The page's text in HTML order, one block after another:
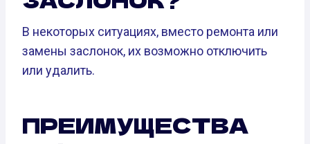
В некоторых ситуациях, вместо ремонта или
замены заслонок, их возможно отключить
или удалить.
ПРЕИМУЩЕСТВА